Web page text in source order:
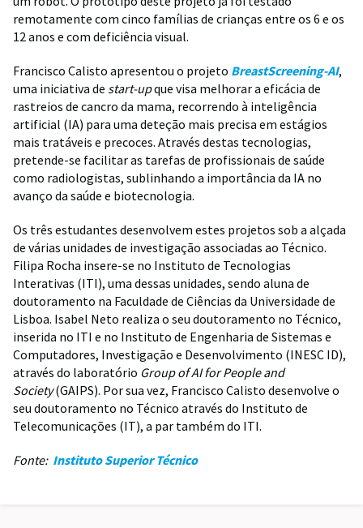
remotamente com cinco famílias de crianças entre os 6 e os
12 anos e com deficiência visual.
Francisco Calisto apresentou o projeto BreastScreening-AI,
uma iniciativa de start-upque visa melhorar a eficácia de
rastreios de cancro da mama, recorrendo à inteligência
artificial (IA) para uma deteção mais precisa em estágios
mais tratáveis e precoces. Através destas tecnologias,
pretende-se facilitar as tarefas de profissionais de saúde
como radiologistas, sublinhando a importância da IA no
avanço da saúde e biotecnologia.
Os três estudantes desenvolvem estes projetos sob a alçada
de várias unidades de investigação associadas ao Técnico.
Filipa Rocha insere-se no Instituto de Tecnologias
Interativas (ITI), uma dessas unidades, sendo aluna de
doutoramento na Faculdade de Ciências da Universidade de
Lisboa. Isabel Neto realiza o seu doutoramento no Técnico,
inserida no ITI e no Instituto de Engenharia de Sistemas e
Computadores, Investigação e Desenvolvimento (INESC ID),
através do laboratório Group of AI for People and
Society(GAIPS). Por sua vez, Francisco Calisto desenvolve o
seu doutoramento no Técnico através do Instituto de
Telecomunicações (IT), a par também do ITI.
Fonte: Instituto Superior Técnico